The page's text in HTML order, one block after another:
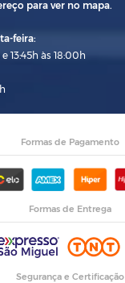
para ver no mapa.
feira:
13:45h às 18:00h
Formas de Pagamento
Formas de Entrega
Segurança e Certificação